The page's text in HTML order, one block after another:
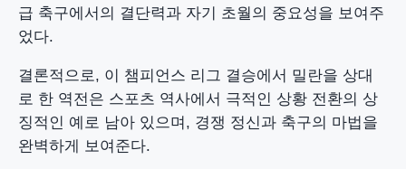
급 축구에서의 결단력과 자기 초월의 중요성을 보여주
었다.
결론적으로, 이 챔피언스 리그 결승에서 밀란을 상대
로 한 역전은 스포츠 역사에서 극적인 상황 전환의 상
징적인 예로 남아 있으며, 경쟁 정신과 축구의 마법을
완벽하게 보여준다.